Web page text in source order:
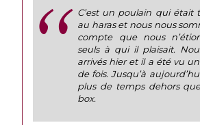
C’est un poulain qui était
au haras et nous nous
compte que nous
seuls à qui il plaisait.
arrivés hier et il a été vu
de fois. Jusqu’à
plus de temps dehors
box.